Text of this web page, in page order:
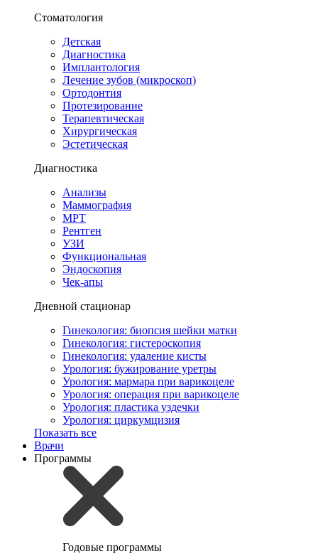
Стоматология
Детская
Диагностика
Имплантология
Лечение зубов (микроскоп)
Ортодонтия
Протезирование
Терапевтическая
Хирургическая
Эстетическая
Диагностика
Анализы
Маммография
МРТ
Рентген
УЗИ
Функциональная
Эндоскопия
Чек-апы
Дневной стационар
Гинекология: биопсия шейки матки
Гинекология: гистероскопия
Гинекология: удаление кисты
Урология: бужирование уретры
Урология: мармара при варикоцеле
Урология: операция при варикоцеле
Урология: пластика уздечки
Урология: циркумцизия
Показать все
Врачи
Программы
Годовые программы